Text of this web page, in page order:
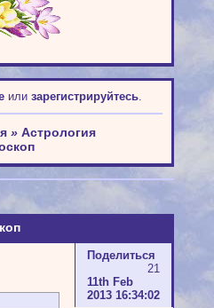
или зарегистрируйтесь.
» Астрология
Поделиться
21
11th Feb
2013 16:34:02